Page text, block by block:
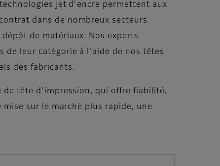
jet d'encre permettent aux
dans de nombreux secteurs
de matériaux. Nos experts
de leur catégorie à l'aide de nos têtes
des fabricants.
de tête d'impression, qui offre fiabilité,
sur le marché plus rapide, une